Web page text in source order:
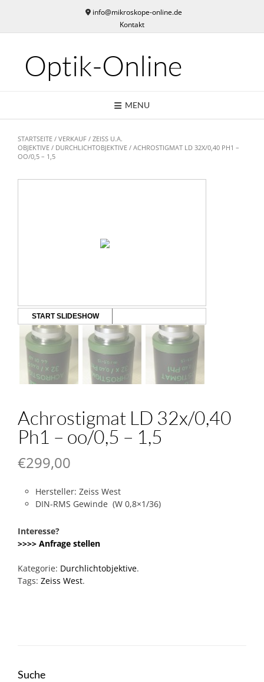
content
info@mikroskope-online.de
Kontakt
Optik-Online
MENU
STARTSEITE / VERKAUF / ZEISS U.A.
OBJEKTIVE / DURCHLICHTOBJEKTIVE / ACHROSTIGMAT LD 32X/0,40 PH1 –
OO/0,5 – 1,5
START SLIDESHOW
Achrostigmat LD 32x/0,40
Ph1 – oo/0,5 – 1,5
€299,00
Hersteller: Zeiss West
DIN-RMS Gewinde (W 0,8×1/36)
Interesse?
>>>> Anfrage stellen
Kategorie: Durchlichtobjektive.
Tags: Zeiss West.
Suche